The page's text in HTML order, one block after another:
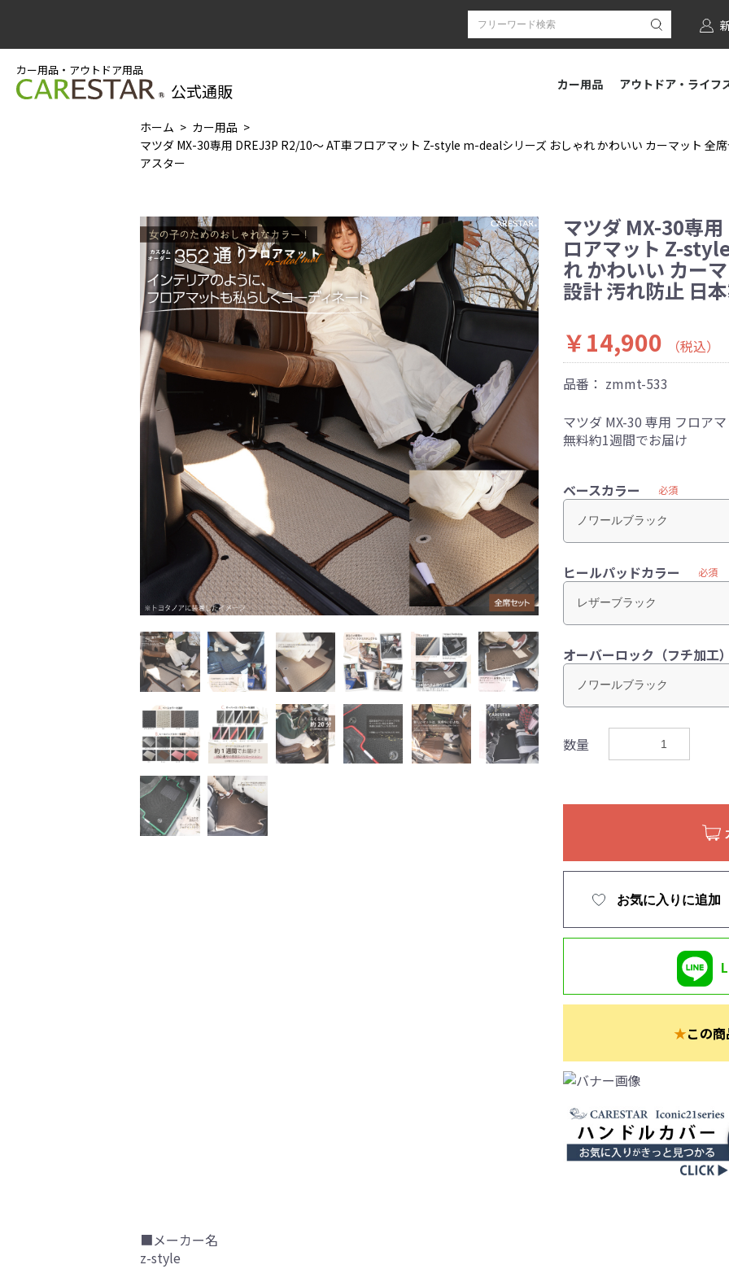
カー用品・アウトドア用品
公式通販 カー用品 アウトドア・ライフ
ホーム
カー用品
マツダ MX-30専用 DREJ3P R2/10～ AT車フロアマット Z-style m-dealシリーズ おしゃれ かわいい カーマット 全
アスター
マツダ MX-30専
ロアマット Z-
れ かわいい カー
設計 汚れ防止 日
￥14,900
（税込）
品番： zmmt-533
マツダ MX-30 専用 フロア
無料約1週間でお届け
ベースカラー 必須
ヒールパッドカラー 必須
オーバーロック（フチ加工
数量
お気に入りに追加
★この
■メーカー名
z-style